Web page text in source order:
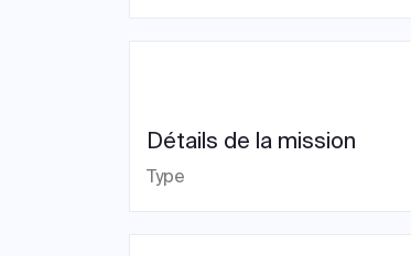
Détails de la mission
Type